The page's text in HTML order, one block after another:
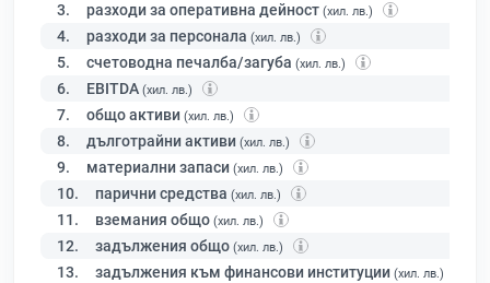
3. разходи за оперативна дейност (хил. лв.)
4. разходи за персонала (хил. лв.)
5. счетоводна печалба/загуба (хил. лв.)
6. EBITDA (хил. лв.)
7. общо активи (хил. лв.)
8. дълготрайни активи (хил. лв.)
9. материални запаси (хил. лв.)
10. парични средства (хил. лв.)
11. вземания общо (хил. лв.)
12. задължения общо (хил. лв.)
13. задължения към финансови институции (хил. лв.)